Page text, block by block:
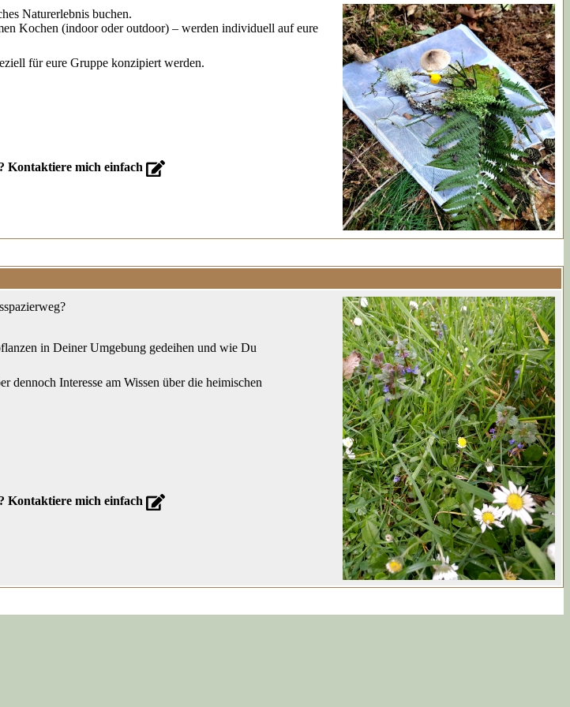
Naturerlebnis buchen.
Kochen (indoor oder outdoor) – werden individuell auf eure
für eure Gruppe konzipiert werden.
Kontaktiere mich einfach
in Deiner Umgebung gedeihen und wie Du
dennoch Interesse am Wissen über die heimischen
Kontaktiere mich einfach